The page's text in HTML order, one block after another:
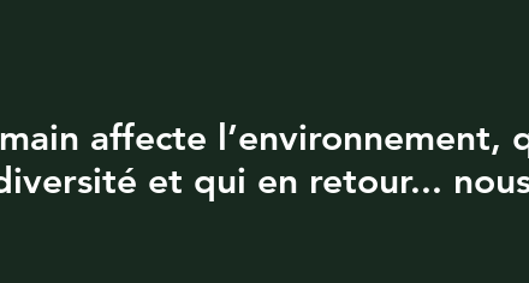
affecte
et qui en retour...